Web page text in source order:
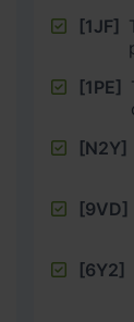
[1JF]
[1PE]
[N2Y]
[9VD]
[6Y2]